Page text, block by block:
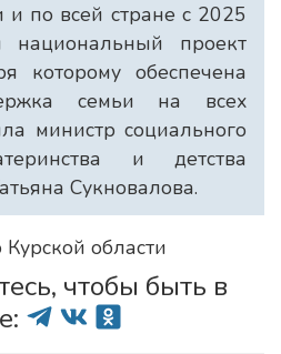
и по всей стране с 2025
национальный проект
которому обеспечена
семьи на всех
министр социального
и детства
Сукновалова.
области
чтобы быть в